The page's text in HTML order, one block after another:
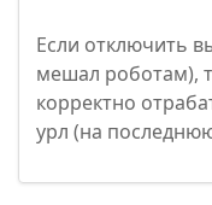
Если отключить
мешал роботам),
корректно
урл (на